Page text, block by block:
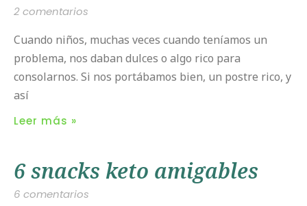
2 comentarios
Cuando niños, muchas veces cuando teníamos un
problema, nos daban dulces o algo rico para
consolarnos. Si nos portábamos bien, un postre rico, y
así
Leer más »
6 snacks keto amigables
6 comentarios